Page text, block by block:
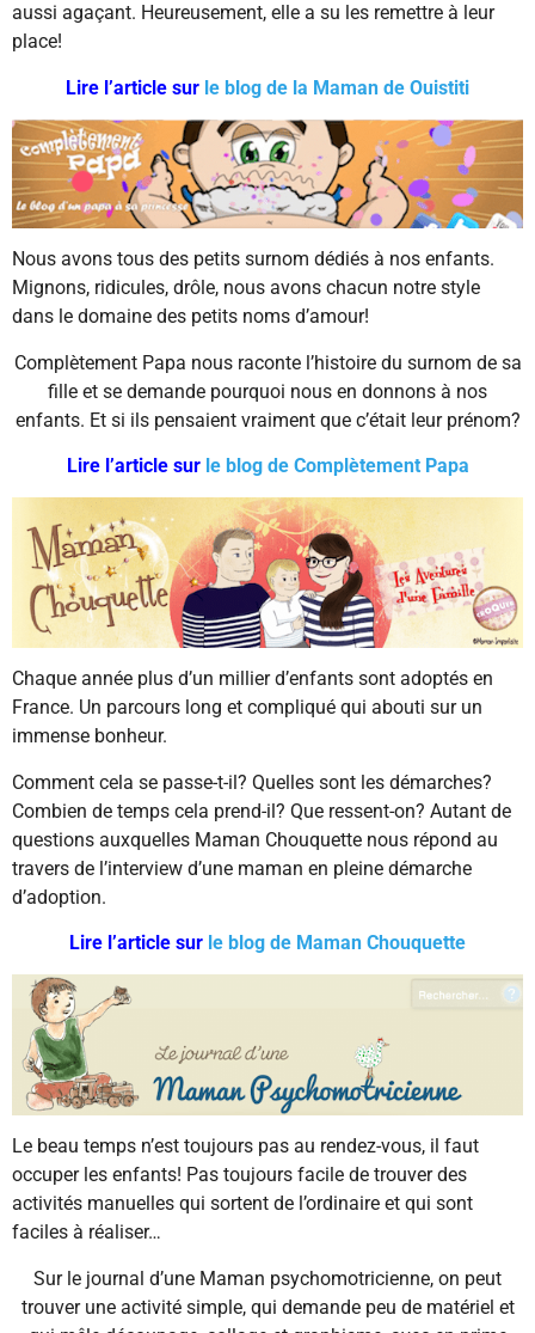
aussi agaçant. Heureusement, elle a su les remettre à leur
place!
Lire l’article sur le blog de la Maman de Ouistiti
Nous avons tous des petits surnom dédiés à nos enfants.
Mignons, ridicules, drôle, nous avons chacun notre style
dans le domaine des petits noms d’amour!
Complètement Papa nous raconte l’histoire du surnom de sa
fille et se demande pourquoi nous en donnons à nos
enfants. Et si ils pensaient vraiment que c’était leur prénom?
Lire l’article sur le blog de Complètement Papa
Chaque année plus d’un millier d’enfants sont adoptés en
France. Un parcours long et compliqué qui abouti sur un
immense bonheur.
Comment cela se passe-t-il? Quelles sont les démarches?
Combien de temps cela prend-il? Que ressent-on? Autant de
questions auxquelles Maman Chouquette nous répond au
travers de l’interview d’une maman en pleine démarche
d’adoption.
Lire l’article sur le blog de Maman Chouquette
Le beau temps n’est toujours pas au rendez-vous, il faut
occuper les enfants! Pas toujours facile de trouver des
activités manuelles qui sortent de l’ordinaire et qui sont
faciles à réaliser…
Sur le journal d’une Maman psychomotricienne, on peut
trouver une activité simple, qui demande peu de matériel et